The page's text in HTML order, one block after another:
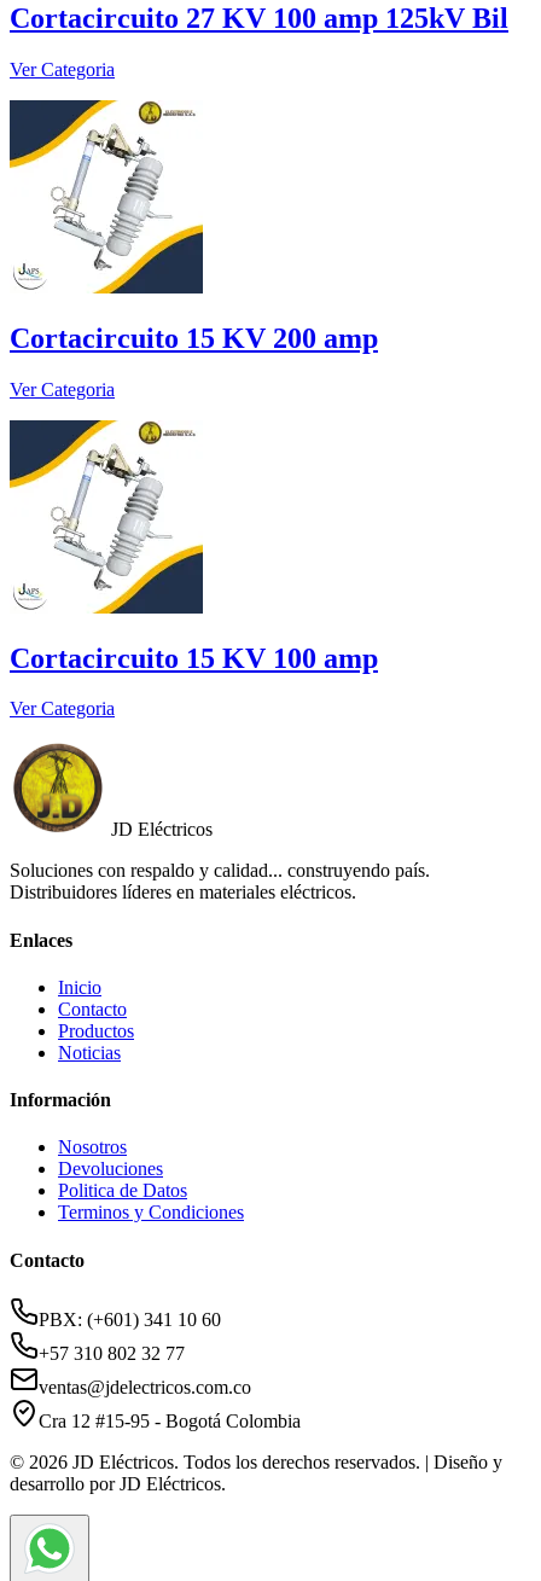
Cortacircuito 27 KV 100 amp 125kV Bil
Ver Categoria
Cortacircuito 15 KV 200 amp
Ver Categoria
Cortacircuito 15 KV 100 amp
Ver Categoria
JD Eléctricos
Soluciones con respaldo y calidad... construyendo país.
Distribuidores líderes en materiales eléctricos.
Enlaces
Inicio
Contacto
Productos
Noticias
Información
Nosotros
Devoluciones
Politica de Datos
Terminos y Condiciones
Contacto
PBX: (+601) 341 10 60
+57 310 802 32 77
ventas@jdelectricos.com.co
Cra 12 #15-95 - Bogotá Colombia
© 2026 JD Eléctricos. Todos los derechos reservados. | Diseño y
desarrollo por JD Eléctricos.